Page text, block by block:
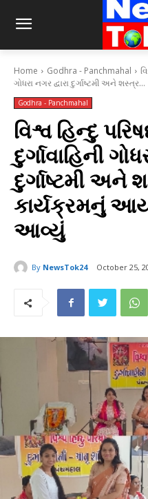
Home Godhra - Panchmahal
ગોધરા નગર દ્વારા દુર્ગાષ્ટમી અને શસ્ત્ર...
Godhra - Panchmahal
વિશ્વ હિન્દુ
દુર્ગાવાહિની
દુર્ગાષ્ટમી અને
કાર્યક્રમનું
આવ્યું
By NewsTok24 October 25,